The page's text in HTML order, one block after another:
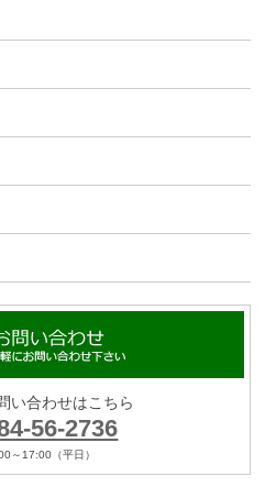
い合わせはこちら
56-2736
～17:00（平日）